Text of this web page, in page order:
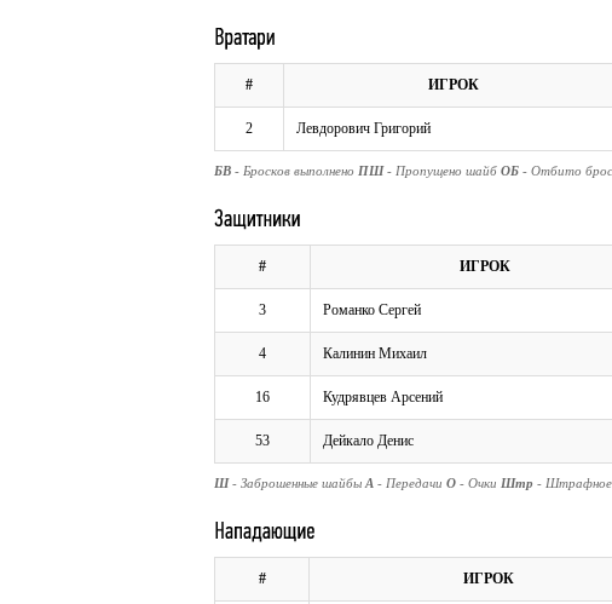
# ИГРОК
2 Левдорович Григорий
БВ - Бросков выполнено ПШ - Пропущено шайб ОБ - Отбито
# ИГРОК
3 Романко Сергей
4 Калинин Михаил
16 Кудрявцев Арсений
53 Дейкало Денис
Ш - Заброшенные шайбы А - Передачи О - Очки Штр - Штрафное
# ИГРОК